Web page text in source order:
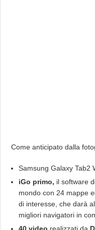
Come anticipato dalla
Samsung Galaxy Tab2
iGo primo, il software
mondo con 24 mappe
di interesse, che darà
migliori navigatori in
40 video realizzati da